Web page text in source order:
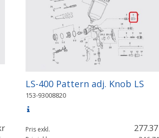
LS-400 Pattern adj. Knob LS
153-93008820
Pris exkl. 277.37